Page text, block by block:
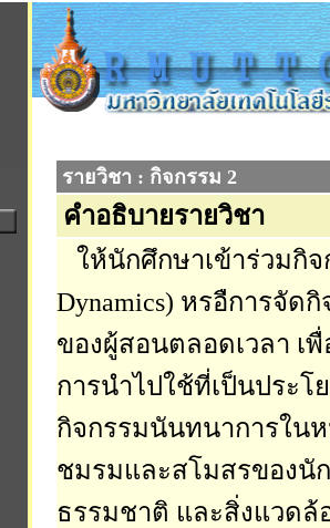
รายวิชา : กิจกรรม 2
คำอธิบายรายวิชา
ให้นักศึกษาเข้าร่วมกิจ
Dynamics) หรอืการจั
ของผู้สอนตลอดเวลา เ
การนำไปใช้ที่เป็นประ
กิจกรรมนันทนาการใน
ชมรมและสโมสรของนั
ธรรมชาติ และสิ่งแวดล้